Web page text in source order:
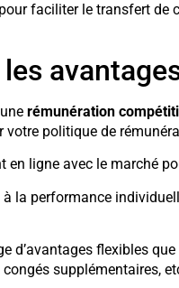
faciliter le transfert de
rémunération
politique de
en ligne avec le marché
la performance
d’avantages flexibles
supplémentaires,